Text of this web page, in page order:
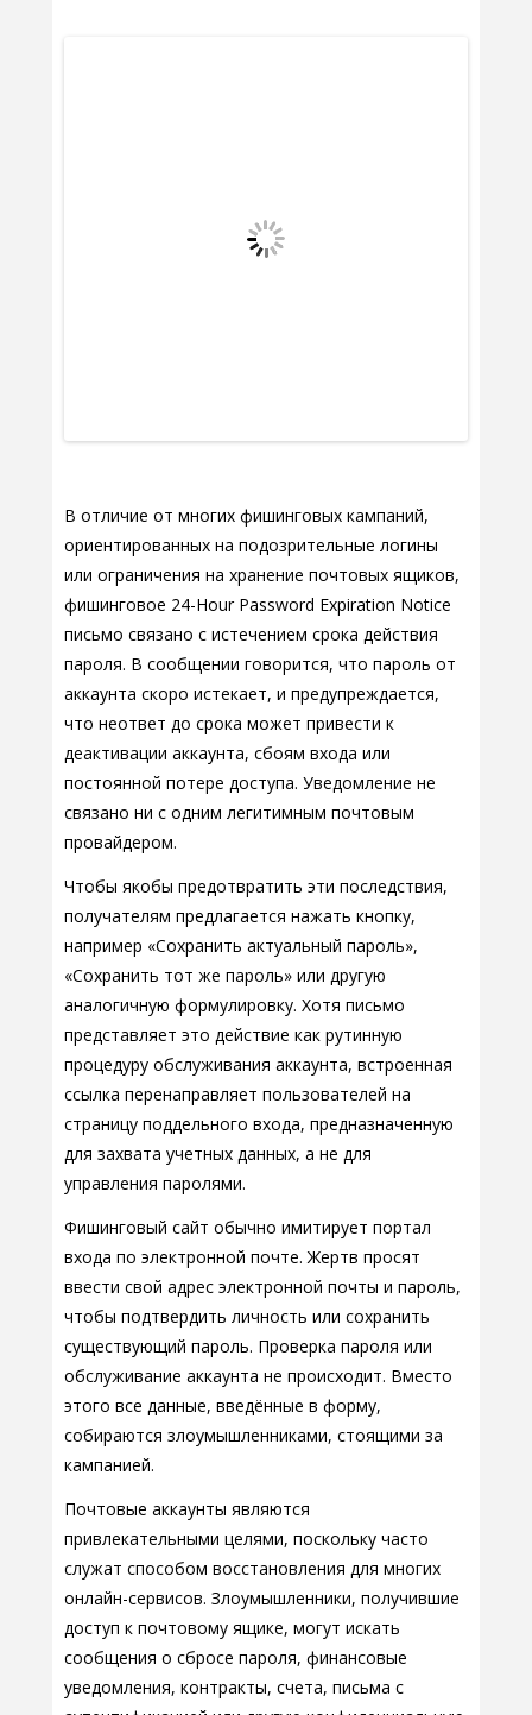
В отличие от многих фишинговых кампаний,
ориентированных на подозрительные логины
или ограничения на хранение почтовых ящиков,
фишинговое 24-Hour Password Expiration Notice
письмо связано с истечением срока действия
пароля. В сообщении говорится, что пароль от
аккаунта скоро истекает, и предупреждается,
что неответ до срока может привести к
деактивации аккаунта, сбоям входа или
постоянной потере доступа. Уведомление не
связано ни с одним легитимным почтовым
провайдером.
Чтобы якобы предотвратить эти последствия,
получателям предлагается нажать кнопку,
например «Сохранить актуальный пароль»,
«Сохранить тот же пароль» или другую
аналогичную формулировку. Хотя письмо
представляет это действие как рутинную
процедуру обслуживания аккаунта, встроенная
ссылка перенаправляет пользователей на
страницу поддельного входа, предназначенную
для захвата учетных данных, а не для
управления паролями.
Фишинговый сайт обычно имитирует портал
входа по электронной почте. Жертв просят
ввести свой адрес электронной почты и пароль,
чтобы подтвердить личность или сохранить
существующий пароль. Проверка пароля или
обслуживание аккаунта не происходит. Вместо
этого все данные, введённые в форму,
собираются злоумышленниками, стоящими за
кампанией.
Почтовые аккаунты являются
привлекательными целями, поскольку часто
служат способом восстановления для многих
онлайн-сервисов. Злоумышленники, получившие
доступ к почтовому ящике, могут искать
сообщения о сбросе пароля, финансовые
уведомления, контракты, счета, письма с